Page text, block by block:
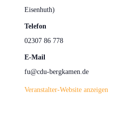
Eisenhuth)
Telefon
02307 86 778
E-Mail
fu@cdu-bergkamen.de
Veranstalter-Website anzeigen